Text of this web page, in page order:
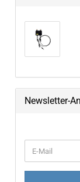
Newsletter-